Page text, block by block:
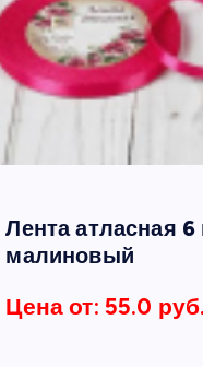
Лента атласная
малиновый
Цена от: 55.0 руб.